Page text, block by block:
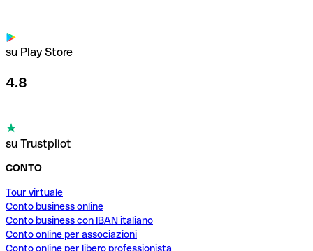
su Play Store
4.8
su Trustpilot
CONTO
Tour virtuale
Conto business online
Conto business con IBAN italiano
Conto online per associazioni
Conto online per libero professionista